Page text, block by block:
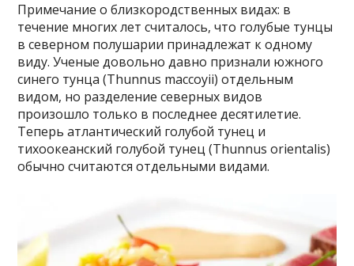
Примечание о близкородственных видах: в
течение многих лет считалось, что голубые тунцы
в северном полушарии принадлежат к одному
виду. Ученые довольно давно признали южного
синего тунца (Thunnus maccoyii) отдельным
видом, но разделение северных видов
произошло только в последнее десятилетие.
Теперь атлантический голубой тунец и
тихоокеанский голубой тунец (Thunnus orientalis)
обычно считаются отдельными видами.